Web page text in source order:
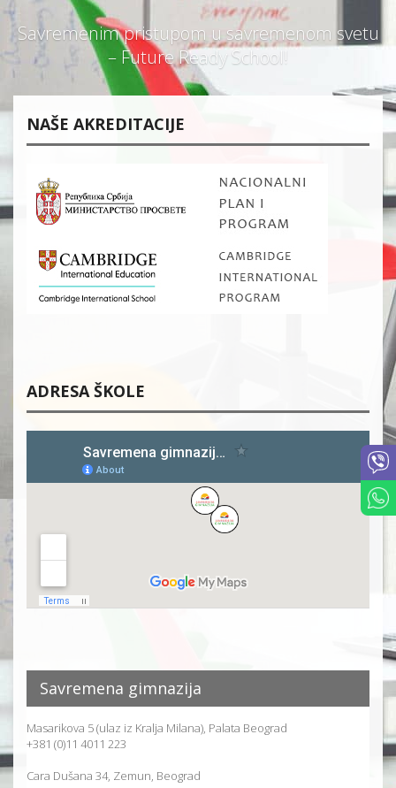
Savremenim pristupom u savremenom svetu
– Future Ready School!
NAŠE AKREDITACIJE
ADRESA ŠKOLE
Savremena gimnazija
Masarikova 5 (ulaz iz Kralja Milana), Palata Beograd
+381 (0)11 4011 223
Cara Dušana 34, Zemun, Beograd